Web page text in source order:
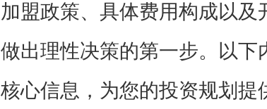
加盟政策、具体费用构成以
做出理性决策的第一步。以下
核心信息，为您的投资规划提